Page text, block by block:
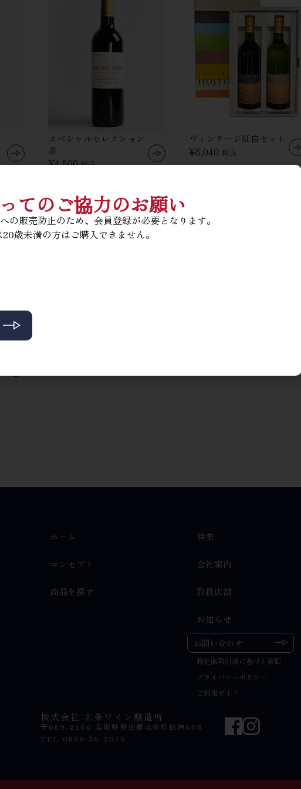
スペシャルセレクション
赤
¥4,800 税込
ヴィンテージ紅白セット
¥8,040 税込
ホーム
コンセプト
商品を探す
特集
会社案内
取扱店舗
お知らせ
お問い合わせ
特定商取引法に基づく表記
プライバシーポリシー
ご利用ガイド
株式会社 北条ワイン醸造所
〒689-2106 鳥取県東伯郡北栄町松神608
TEL 0858-36-2015
てのご協力のお願い
の販売防止のため、会員登録が必要となります。
歳未満の方はご購入できません。